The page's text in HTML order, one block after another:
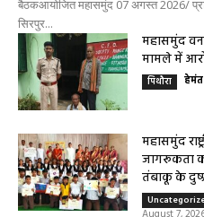
हेमंत वैष्णव 9131614309 - August 7,
महासमुंद सांसद की अध्यक्षता में सिरपुर
बैठकआयोजित महासमुंद 07 अगस्त 2026/
सिरपुर...
पिथौरा
महासमुंद